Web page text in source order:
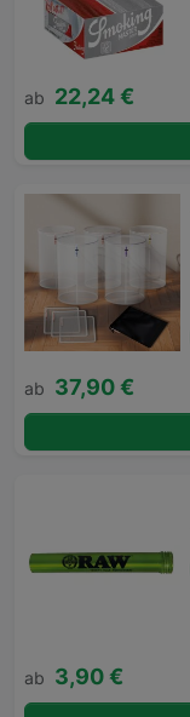
ab 22,24 €
ab 37,90 €
ab 3,90 €